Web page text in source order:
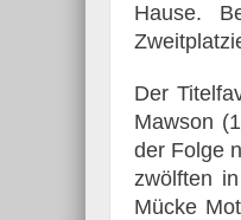
Hause.
Der
Mawson
der Folge
zwölften
Mücke